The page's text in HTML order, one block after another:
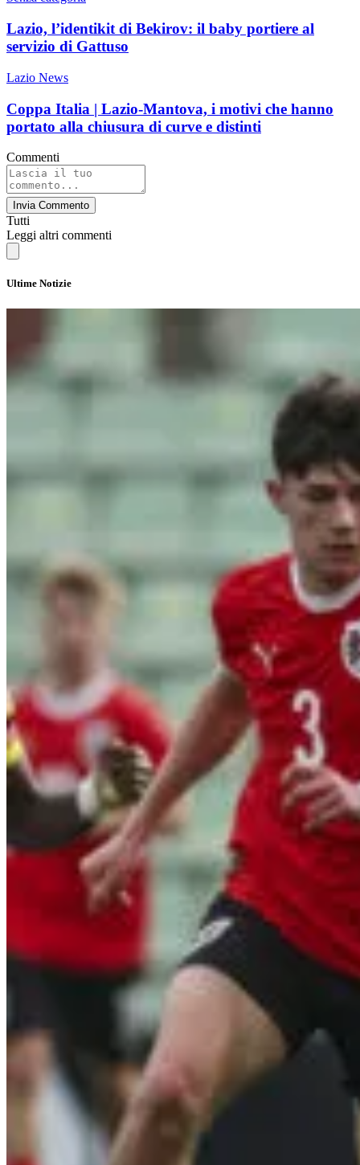
Lazio, l’identikit di Bekirov: il baby portiere al
servizio di Gattuso
Lazio News
Coppa Italia | Lazio-Mantova, i motivi che hanno
portato alla chiusura di curve e distinti
Commenti
Invia Commento
Tutti
Leggi altri commenti
Ultime Notizie